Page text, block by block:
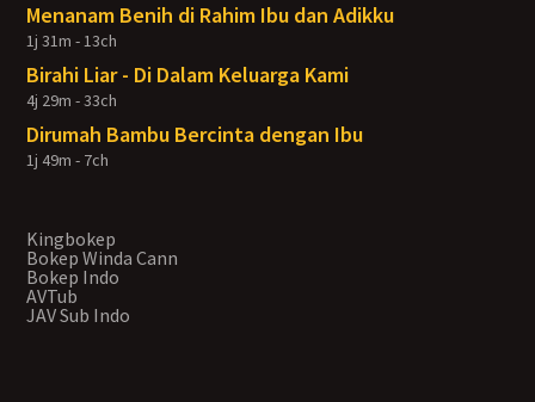
Menanam Benih di Rahim Ibu dan Adikku
1j 31m - 13ch
Birahi Liar - Di Dalam Keluarga Kami
4j 29m - 33ch
Dirumah Bambu Bercinta dengan Ibu
1j 49m - 7ch
Kingbokep
Bokep Winda Cann
Bokep Indo
AVTub
JAV Sub Indo